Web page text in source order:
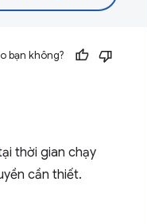
bạn không?
thời gian chạy
cần thiết.